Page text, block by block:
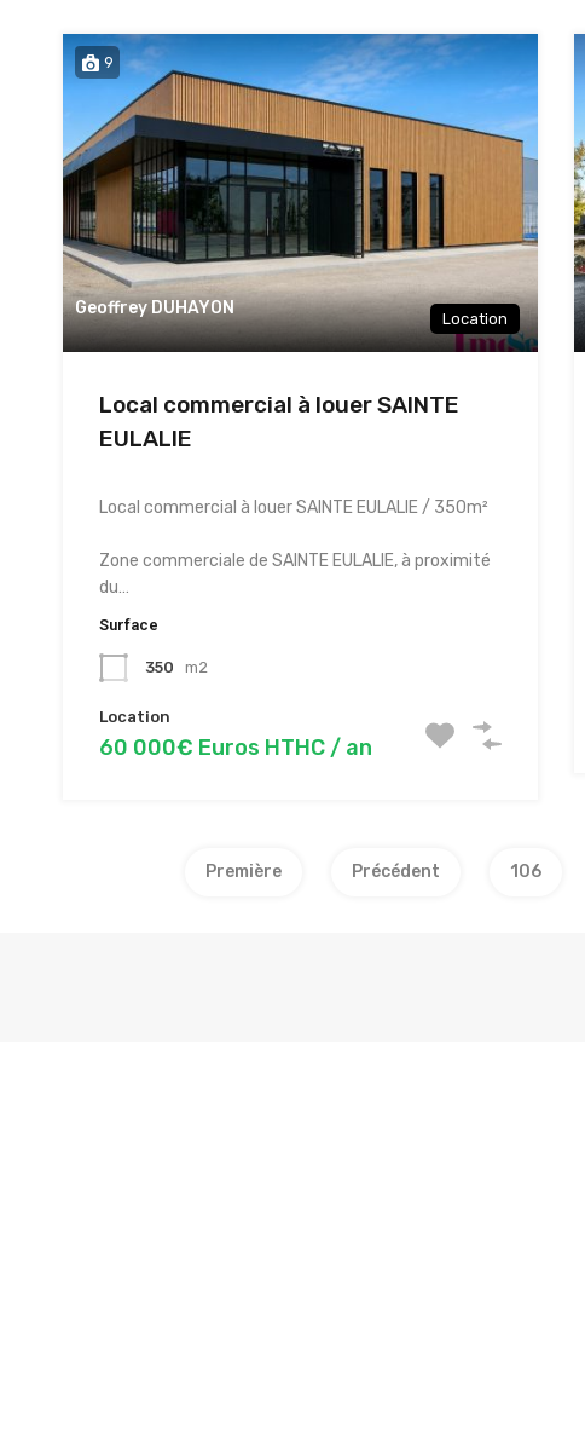
9
Geoffrey DUHAYON
Location
Local commercial à louer SAINTE
EULALIE
Local commercial à louer SAINTE EULALIE / 350m²
Zone commerciale de SAINTE EULALIE, à proximité
du…
Surface
350 m2
Location
60 000€ Euros HTHC / an
Première Précédent 106